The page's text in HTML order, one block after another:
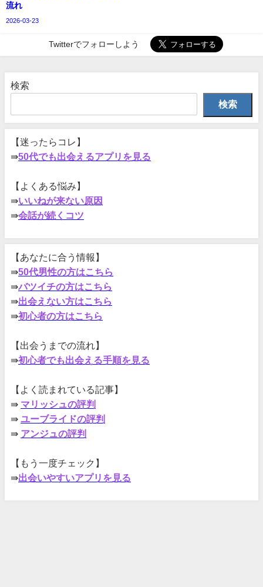
流れ
2026-03-23
Twitterでフォローしよう
検索
検索
【迷ったらコレ】
⇛50代でも出会えるアプリを見る
【よくある悩み】
⇛いいねが来ない原因
⇛会話が続くコツ
【あなたに合う情報】
⇛50代男性の方はこちら
⇛バツイチの方はこちら
⇛出会えない方はこちら
⇛初心者の方はこちら
【出会うまでの流れ】
⇛初心者でも出会える手順を見る
【よく読まれている記事】
⇛ マリッシュの評判
⇛ ユーブライドの評判
⇛ アンジュの評判
【もう一度チェック】
⇛出会いやすいアプリを見る